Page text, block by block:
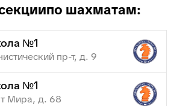
по шахматам:
№1
пр-т, д. 9
№1
Мира, д. 68